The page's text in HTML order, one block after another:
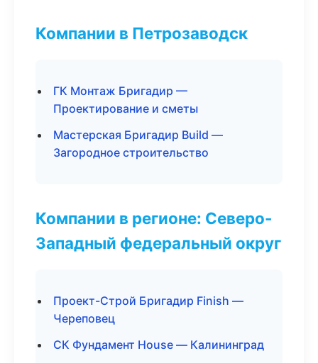
Компании в Петрозаводск
ГК Монтаж Бригадир —
Проектирование и сметы
Мастерская Бригадир Build —
Загородное строительство
Компании в регионе: Северо-
Западный федеральный округ
Проект-Строй Бригадир Finish —
Череповец
СК Фундамент House — Калининград